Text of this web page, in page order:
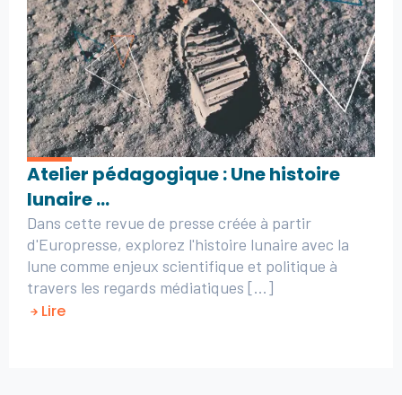
Atelier pédagogique : Une histoire
lunaire …
Dans cette revue de presse créée à partir
d'Europresse, explorez l'histoire lunaire avec la
lune comme enjeux scientifique et politique à
travers les regards médiatiques [...]
Lire